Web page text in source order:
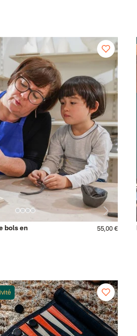
bols en
55,00 €